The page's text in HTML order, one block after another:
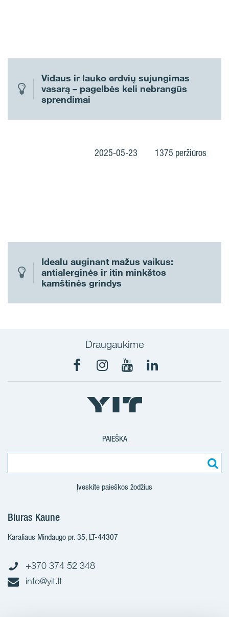
Vidaus ir lauko erdvių sujungimas
vasarą – pagelbės keli nebrangūs
sprendimai
2025-05-23 1375 peržiūros
Idealu auginant mažus vaikus:
antialerginės ir itin minkštos
kamštinės grindys
Draugaukime
PAIEŠKA
Įveskite paieškos žodžius
Biuras Kaune
Karaliaus Mindaugo pr. 35, LT-44307
+370 374 52 348
info@yit.lt